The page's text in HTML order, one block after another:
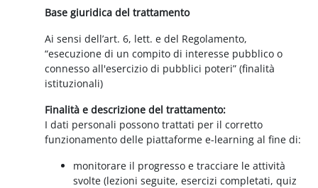
Base giuridica del trattamento
Ai sensi dell’art. 6, lett. e del Regolamento,
“esecuzione di un compito di interesse pubblico o
connesso all'esercizio di pubblici poteri” (finalità
istituzionali)
Finalità e descrizione del trattamento:
I dati personali possono trattati per il corretto
funzionamento delle piattaforme e-learning al fine di:
monitorare il progresso e tracciare le attività
svolte (lezioni seguite, esercizi completati, quiz